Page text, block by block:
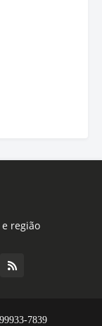
região
7839